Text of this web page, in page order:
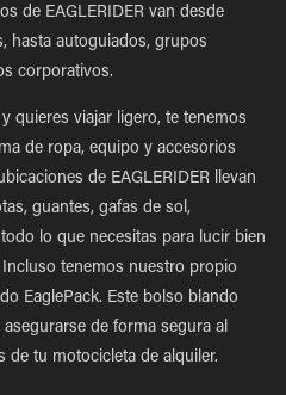
de EAGLERIDER van desde
hasta autoguiados, grupos
corporativos.
quieres viajar ligero, te tenemos
de ropa, equipo y accesorios
de EAGLERIDER llevan
guantes, gafas de sol,
lo que necesitas para lucir bien
tenemos nuestro propio
EaglePack. Este bolso blando
de forma segura al
de tu motocicleta de alquiler.